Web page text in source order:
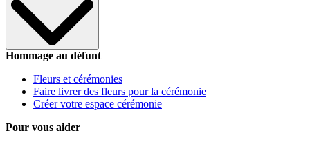
Hommage au défunt
Fleurs et cérémonies
Faire livrer des fleurs pour la cérémonie
Créer votre espace cérémonie
Pour vous aider